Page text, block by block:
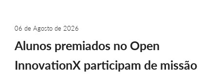
06 de Agosto de 2026
Alunos premiados no Open
InnovationX participam de missão